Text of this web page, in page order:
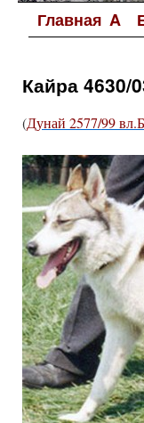
Главная A
Кайра 4630/
(Дунай 2577/99